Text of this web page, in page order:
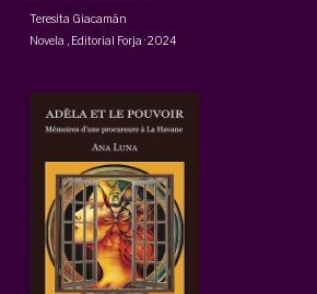
Teresita Giacamán
Novela
Editorial Forja ·2024